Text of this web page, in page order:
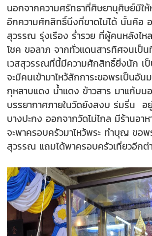
นอกจากความศรัทธาที่ศิษยานุศิษย์มีใ
อีกความศักสิทธิ์นึงที่ขาดไม่ได้ นั้นคือ
สุวรรณ รุ่งเรือง ร่ำรวย ที่ผู้คนหลังไห
โชค ขอลาภ จากทั่วแดนสารทิศจนเป็น
เวสสุวรรณที่นี้มีความศักสิทธิ์ยิ่งนัก เป็
จะมีคนเข้ามาไหว้สักการะขอพรเป็นอัน
กุหลาบแดง น้ำแดง ข้าวสาร มาแก้บน
บรรยากาศภายในวัดยังสงบ ร่มรื่น อ
บางปะกง ออกจากวัดไม่ไกล มีร้านอา
จะพาครอบครัวมาไหว้พระ ทำบุญ ขอพ
สุวรรณ แถมได้พาครอบครัวเที่ยวอีกต่